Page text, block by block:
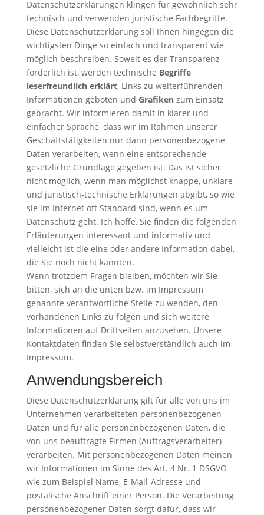
Datenschutzerklärungen klingen für gewöhnlich sehr
technisch und verwenden juristische Fachbegriffe.
Diese Datenschutzerklärung soll Ihnen hingegen die
wichtigsten Dinge so einfach und transparent wie
möglich beschreiben. Soweit es der Transparenz
förderlich ist, werden technische Begriffe
leserfreundlich erklärt, Links zu weiterführenden
Informationen geboten und Grafikenzum Einsatz
gebracht. Wir informieren damit in klarer und
einfacher Sprache, dass wir im Rahmen unserer
Geschäftstätigkeiten nur dann personenbezogene
Daten verarbeiten, wenn eine entsprechende
gesetzliche Grundlage gegeben ist. Das ist sicher
nicht möglich, wenn man möglichst knappe, unklare
und juristisch-technische Erklärungen abgibt, so wie
sie im Internet oft Standard sind, wenn es um
Datenschutz geht. Ich hoffe, Sie finden die folgenden
Erläuterungen interessant und informativ und
vielleicht ist die eine oder andere Information dabei,
die Sie noch nicht kannten.
Wenn trotzdem Fragen bleiben, möchten wir Sie
bitten, sich an die unten bzw. im Impressum
genannte verantwortliche Stelle zu wenden, den
vorhandenen Links zu folgen und sich weitere
Informationen auf Drittseiten anzusehen. Unsere
Kontaktdaten finden Sie selbstverständlich auch im
Impressum.
Anwendungsbereich
Diese Datenschutzerklärung gilt für alle von uns im
Unternehmen verarbeiteten personenbezogenen
Daten und für alle personenbezogenen Daten, die
von uns beauftragte Firmen (Auftragsverarbeiter)
verarbeiten. Mit personenbezogenen Daten meinen
wir Informationen im Sinne des Art. 4 Nr. 1 DSGVO
wie zum Beispiel Name, E-Mail-Adresse und
postalische Anschrift einer Person. Die Verarbeitung
personenbezogener Daten sorgt dafür, dass wir